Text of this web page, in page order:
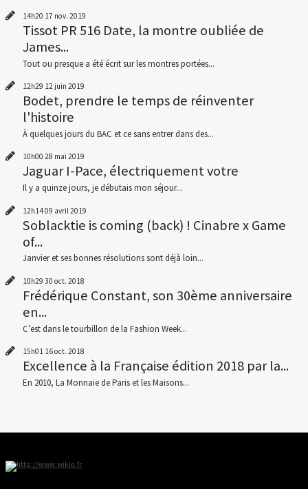
14h20 17 nov. 2019
Tissot PR 516 Date, la montre oubliée de
James...
Tout ou presque a été écrit sur les montres portées...
12h29 12 juin 2019
Bodet, prendre le temps de réinventer
l'histoire
À quelques jours du BAC et ce sans entrer dans des...
10h00 28 mai 2019
Jaguar I-Pace, électriquement votre
Il y a quinze jours, je débutais mon séjour...
12h1409 avril 2019
Soblacktie is coming (back) ! Cinabre x Game
of...
Janvier et ses bonnes résolutions sont déjà loin...
10h29 30 oct. 2018
Frédérique Constant, son 30ème anniversaire
en...
C’est dans le tourbillon de la Fashion Week...
15h01 16oct. 2018
Excellence à la Française édition 2018 par la...
En 2010, La Monnaie de Paris et les Maisons...